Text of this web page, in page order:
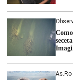
As.ro